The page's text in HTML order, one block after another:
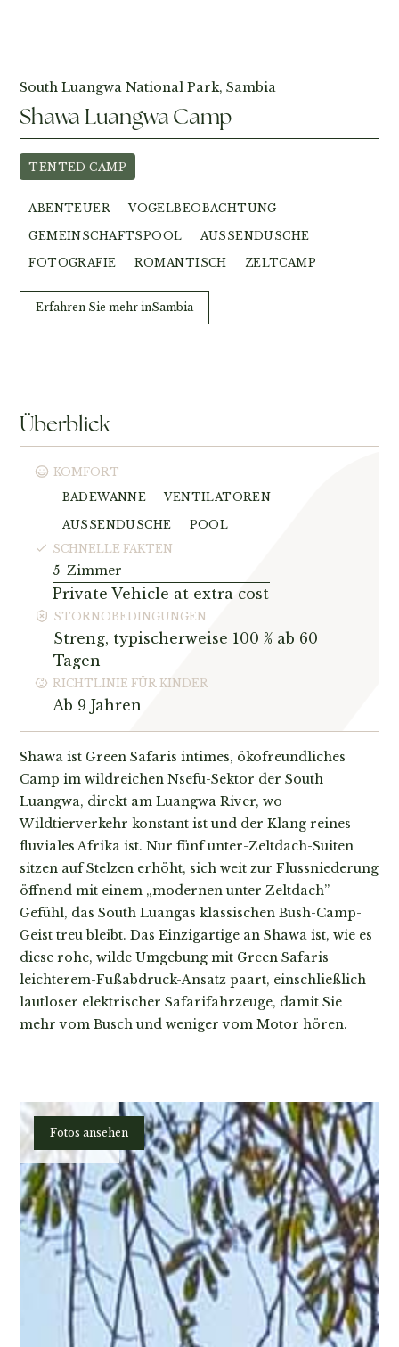
South Luangwa National Park, Sambia
Shawa Luangwa Camp
TENTED CAMP
ABENTEUER VOGELBEOBACHTUNG
GEMEINSCHAFTSPOOL AUSSENDUSCHE
FOTOGRAFIE ROMANTISCH ZELTCAMP
Erfahren Sie mehr inSambia
Überblick
KOMFORT
BADEWANNE
VENTILATOREN
AUSSENDUSCHE
POOL
SCHNELLE FAKTEN
5 Zimmer
Private Vehicle at extra cost
STORNOBEDINGUNGEN
Streng, typischerweise 100 % ab 60
Tagen
RICHTLINIE FÜR KINDER
Ab 9 Jahren
Shawa ist Green Safaris intimes, ökofreundliches
Camp im wildreichen Nsefu-Sektor der South
Luangwa, direkt am Luangwa River, wo
Wildtierverkehr konstant ist und der Klang reines
fluviales Afrika ist. Nur fünf unter-Zeltdach-Suiten
sitzen auf Stelzen erhöht, sich weit zur Flussniederung
öffnend mit einem „modernen unter Zeltdach”-
Gefühl, das South Luangas klassischen Bush-Camp-
Geist treu bleibt. Das Einzigartige an Shawa ist, wie es
diese rohe, wilde Umgebung mit Green Safaris
leichterem-Fußabdruck-Ansatz paart, einschließlich
lautloser elektrischer Safarifahrzeuge, damit Sie
mehr vom Busch und weniger vom Motor hören.
Planen
Fotos ansehen